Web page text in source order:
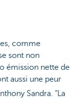
comme
sont non
émission nette de
aussi une peur
Sandra. “La